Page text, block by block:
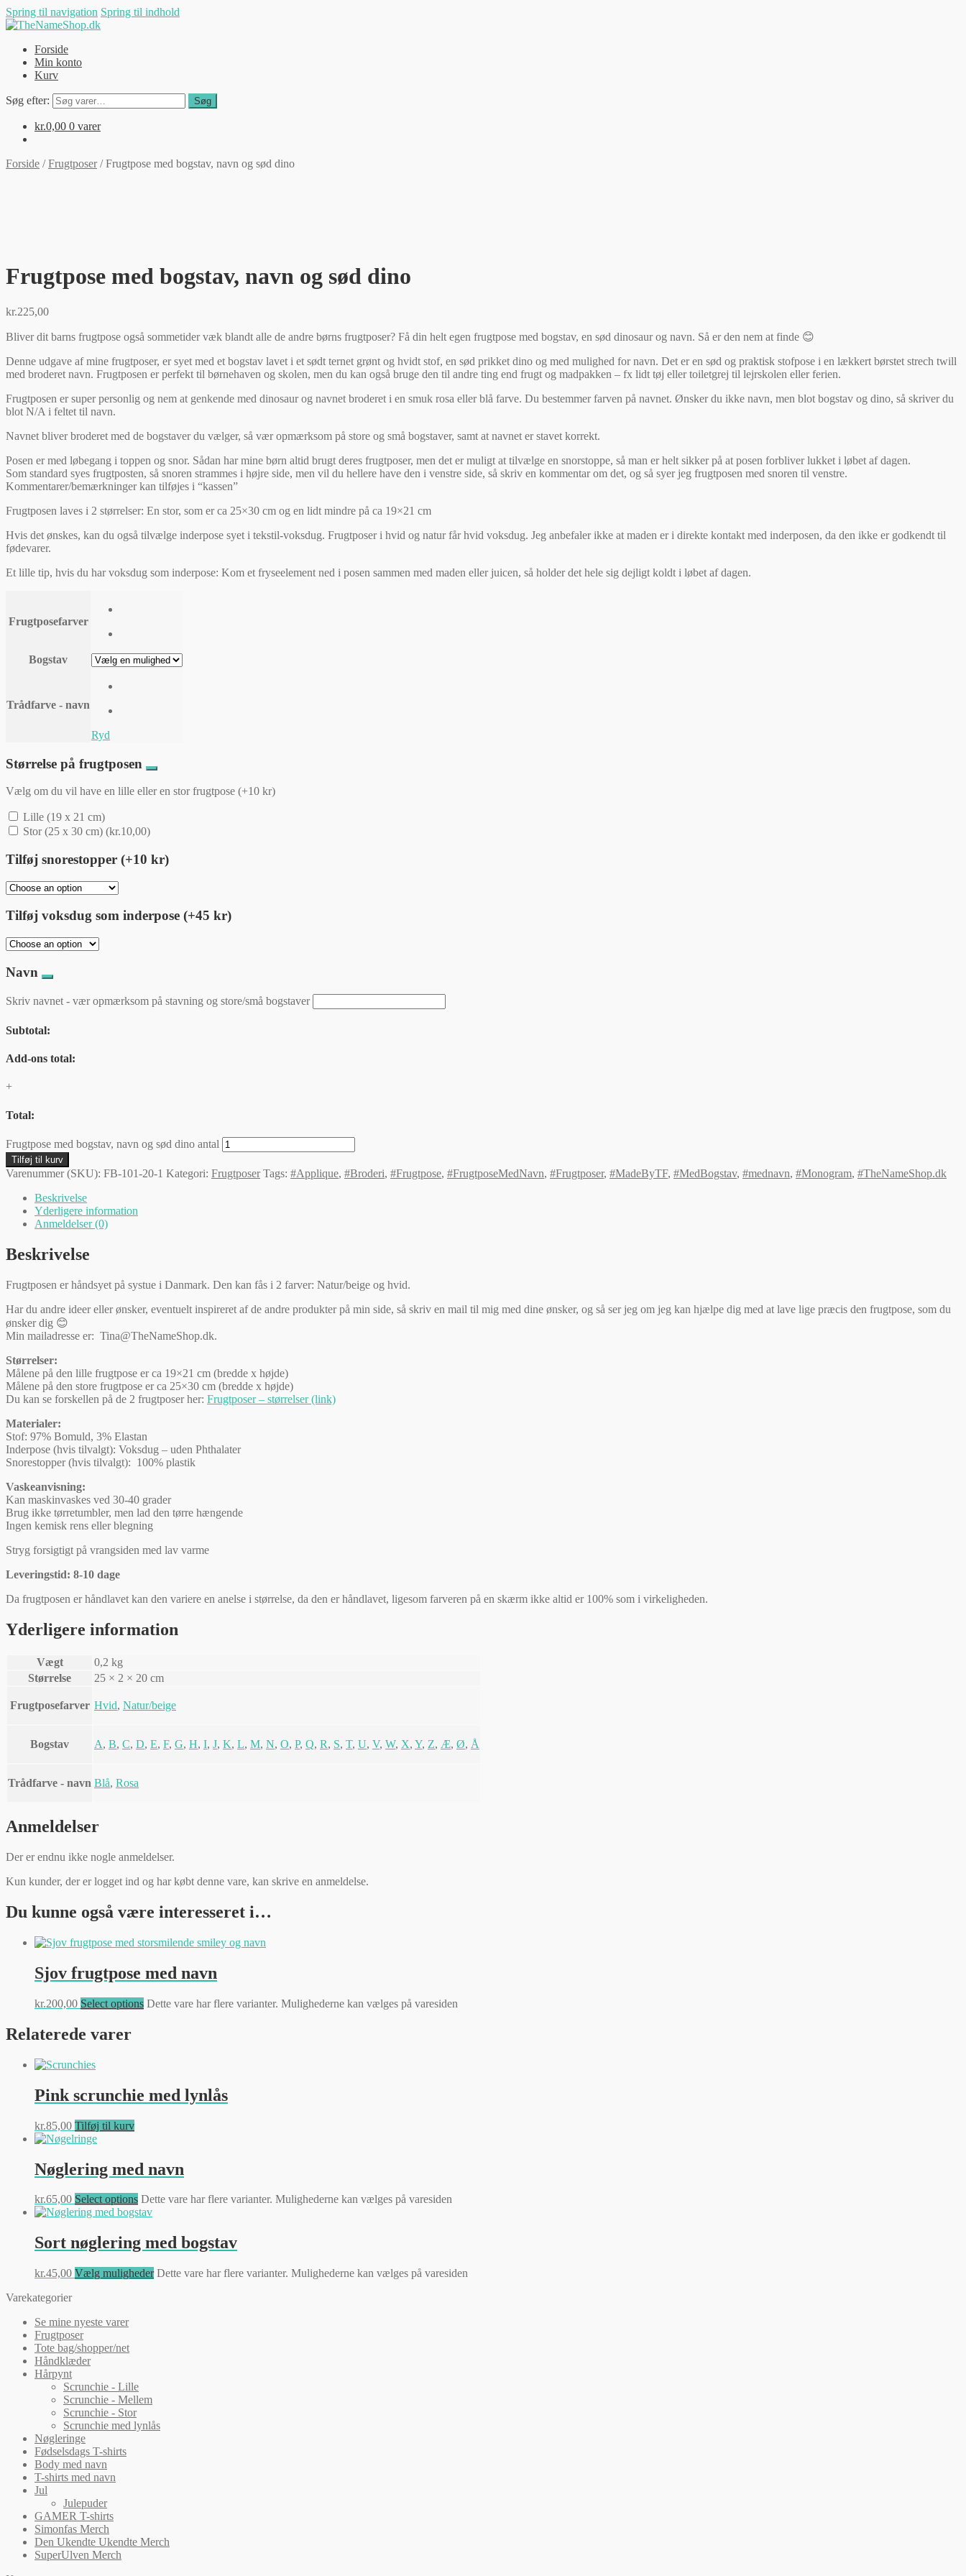
Spring til navigation Spring til indhold
Forside
Min konto
Kurv
Søg efter: Søg
kr.0,00 0 varer
Forside /Frugtposer/Frugtpose med bogstav, navn og sød dino
Frugtpose med bogstav, navn og sød dino
kr.225,00
Bliver dit barns frugtpose også sommetider væk blandt alle de andre børns frugtposer? Få din helt egen frugtpose med bogstav, en sød dinosaur og navn. Så er den nem at finde 😊
Denne udgave af mine frugtposer, er syet med et bogstav lavet i et sødt ternet grønt og hvidt stof, en sød prikket dino og med mulighed for navn. Det er en sød og praktisk stofpose i en lækkert børstet strech twill
med broderet navn. Frugtposen er perfekt til børnehaven og skolen, men du kan også bruge den til andre ting end frugt og madpakken – fx lidt tøj eller toiletgrej til lejrskolen eller ferien.
Frugtposen er super personlig og nem at genkende med dinosaur og navnet broderet i en smuk rosa eller blå farve. Du bestemmer farven på navnet. Ønsker du ikke navn, men blot bogstav og dino, så skriver du
blot N/A i feltet til navn.
Navnet bliver broderet med de bogstaver du vælger, så vær opmærksom på store og små bogstaver, samt at navnet er stavet korrekt.
Posen er med løbegang i toppen og snor. Sådan har mine børn altid brugt deres frugtposer, men det er muligt at tilvælge en snorstoppe, så man er helt sikker på at posen forbliver lukket i løbet af dagen.
Som standard syes frugtposten, så snoren strammes i højre side, men vil du hellere have den i venstre side, så skriv en kommentar om det, og så syer jeg frugtposen med snoren til venstre.
Kommentarer/bemærkninger kan tilføjes i “kassen”
Frugtposen laves i 2 størrelser: En stor, som er ca 25×30 cm og en lidt mindre på ca 19×21 cm
Hvis det ønskes, kan du også tilvælge inderpose syet i tekstil-voksdug. Frugtposer i hvid og natur får hvid voksdug. Jeg anbefaler ikke at maden er i direkte kontakt med inderposen, da den ikke er godkendt til
fødevarer.
Et lille tip, hvis du har voksdug som inderpose: Kom et fryseelement ned i posen sammen med maden eller juicen, så holder det hele sig dejligt koldt i løbet af dagen.
Frugtposefarver
Bogstav
Trådfarve - navn
Ryd
Størrelse på frugtposen
Vælg om du vil have en lille eller en stor frugtpose (+10 kr)
Lille (19 x 21 cm)
Stor (25 x 30 cm) (kr.10,00)
Tilføj snorestopper (+10 kr)
Tilføj voksdug som inderpose (+45 kr)
Navn
Skriv navnet - vær opmærksom på stavning og store/små bogstaver
Subtotal:
Add-ons total:
+
Total:
Frugtpose med bogstav, navn og sød dino antal
Tilføj til kurv
Varenummer (SKU): FB-101-20-1 Kategori: Frugtposer Tags: #Applique, #Broderi, #Frugtpose, #FrugtposeMedNavn, #Frugtposer, #MadeByTF, #MedBogstav, #mednavn, #Monogram, #TheNameShop.dk
Beskrivelse
Yderligere information
Anmeldelser (0)
Beskrivelse
Frugtposen er håndsyet på systue i Danmark. Den kan fås i 2 farver: Natur/beige og hvid.
Har du andre ideer eller ønsker, eventuelt inspireret af de andre produkter på min side, så skriv en mail til mig med dine ønsker, og så ser jeg om jeg kan hjælpe dig med at lave lige præcis den frugtpose, som du
ønsker dig 😊
Min mailadresse er: Tina@TheNameShop.dk.
Størrelser:
Målene på den lille frugtpose er ca 19×21 cm (bredde x højde)
Målene på den store frugtpose er ca 25×30 cm (bredde x højde)
Du kan se forskellen på de 2 frugtposer her: Frugtposer – størrelser (link)
Materialer:
Stof: 97% Bomuld, 3% Elastan
Inderpose (hvis tilvalgt): Voksdug – uden Phthalater
Snorestopper (hvis tilvalgt): 100% plastik
Vaskeanvisning:
Kan maskinvaskes ved 30-40 grader
Brug ikke tørretumbler, men lad den tørre hængende
Ingen kemisk rens eller blegning
Stryg forsigtigt på vrangsiden med lav varme
Leveringstid: 8-10 dage
Da frugtposen er håndlavet kan den variere en anelse i størrelse, da den er håndlavet, ligesom farveren på en skærm ikke altid er 100% som i virkeligheden.
Yderligere information
Vægt
0,2 kg
Størrelse
25 × 2 × 20 cm
Frugtposefarver Hvid, Natur/beige
Bogstav A, B, C, D, E, F, G, H, I, J, K, L, M, N, O, P, Q, R, S, T, U, V, W, X, Y, Z, Æ, Ø, Å
Trådfarve - navn Blå, Rosa
Anmeldelser
Der er endnu ikke nogle anmeldelser.
Kun kunder, der er logget ind og har købt denne vare, kan skrive en anmeldelse.
Du kunne også være interesseret i…
Sjov frugtpose med navn
kr.200,00 Select options Dette vare har flere varianter. Mulighederne kan vælges på varesiden
Relaterede varer
Pink scrunchie med lynlås
kr.85,00 Tilføj til kurv
Nøglering med navn
kr.65,00 Select options Dette vare har flere varianter. Mulighederne kan vælges på varesiden
Sort nøglering med bogstav
kr.45,00 Vælg muligheder Dette vare har flere varianter. Mulighederne kan vælges på varesiden
Varekategorier
Se mine nyeste varer
Frugtposer
Tote bag/shopper/net
Håndklæder
Hårpynt
Scrunchie - Lille
Scrunchie - Mellem
Scrunchie - Stor
Scrunchie med lynlås
Nøgleringe
Fødselsdags T-shirts
Body med navn
T-shirts med navn
Jul
Julepuder
GAMER T-shirts
Simonfas Merch
Den Ukendte Ukendte Merch
SuperUlven Merch